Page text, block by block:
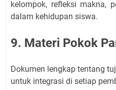
kelompok, refleksi makna,
dalam kehidupan siswa.
9. Materi Pokok
Dokumen lengkap tentang
untuk integrasi di setiap